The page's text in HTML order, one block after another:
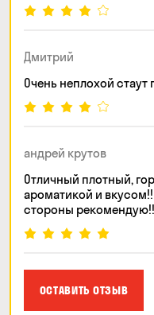
Дмитрий
Очень неплохой стаут
андрей крутов
Отличный плотный,
ароматикой и
стороны
ОСТАВИТЬ ОТЗЫВ